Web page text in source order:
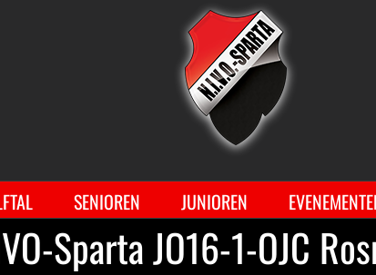
Ga
naar
inhoud
SENIOREN JUNIOREN
Sparta JO16-1-OJC